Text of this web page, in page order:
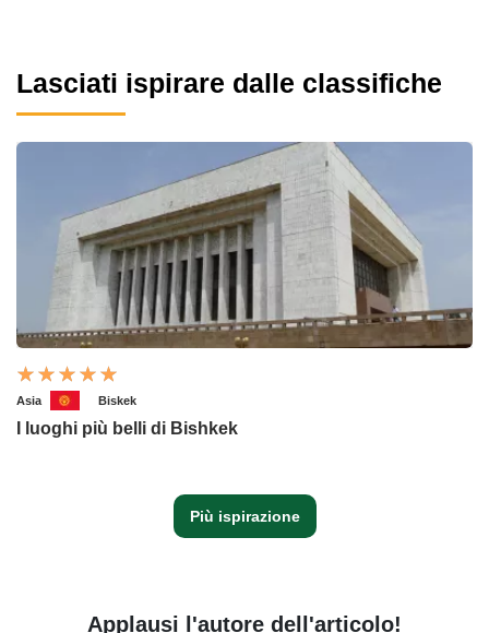
Lasciati ispirare dalle classifiche
Asia Biskek
I luoghi più belli di Bishkek
Più ispirazione
Applausi l'autore dell'articolo!